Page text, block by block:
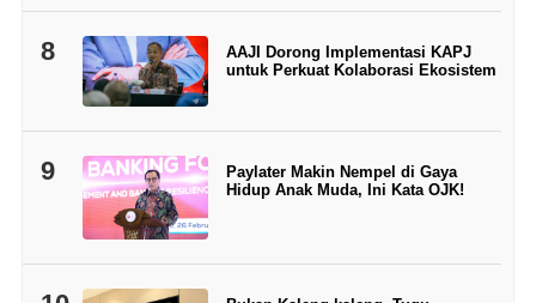
8
AAJI Dorong Implementasi KAPJ
untuk Perkuat Kolaborasi Ekosistem
9
Paylater Makin Nempel di Gaya
Hidup Anak Muda, Ini Kata OJK!